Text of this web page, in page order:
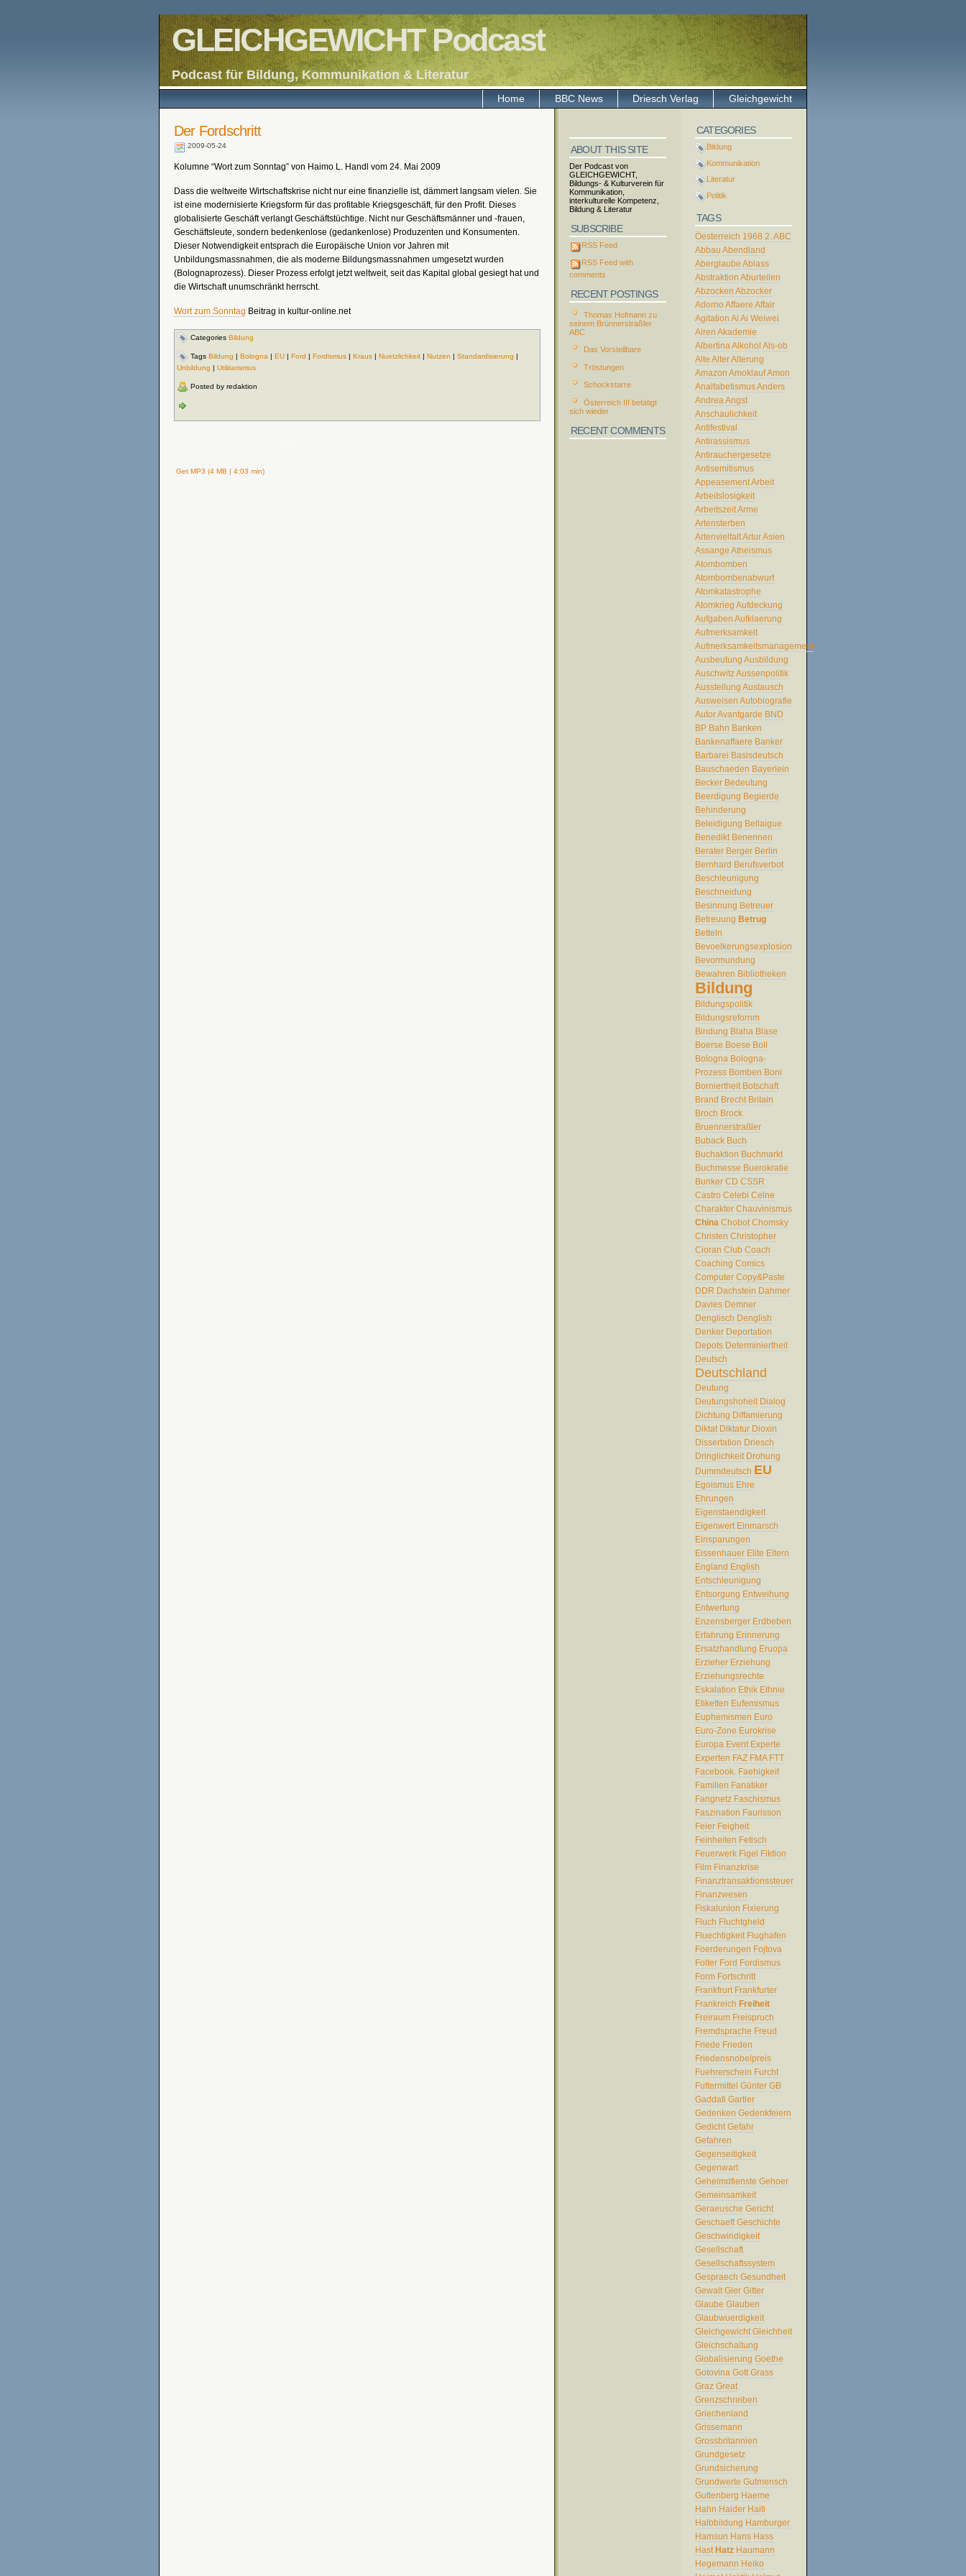
GLEICHGEWICHT Podcast
Podcast für Bildung, Kommunikation & Literatur
Gleichgewicht
Driesch Verlag
BBC News
Home
Der Fordschritt
2009-05-24
Kolumne “Wort zum Sonntag” von Haimo L. Handl vom 24. Mai 2009
Dass die weltweite Wirtschaftskrise nicht nur eine finanzielle ist, dämmert langsam vielen. Sie
ist eine modernisierte Kriegsform für das profitable Kriegsgeschäft, für den Profit. Dieses
globalisierte Geschäft verlangt Geschäftstüchtige. Nicht nur Geschäftsmänner und -frauen,
Geschäftsleute, sondern bedenkenlose (gedankenlose) Produzenten und Konsumenten.
Dieser Notwendigkeit entsprach die Europäische Union vor Jahren mit
Unbildungsmassnahmen, die als moderne Bildungsmassnahmen umgesetzt wurden
(Bolognaprozess). Dieser Prozess erfolgt jetzt weltweit, seit das Kapital global gesiegt hat und
die Wirtschaft unumschränkt herrscht.
Wort zum Sonntag Beitrag in kultur-online.net
Categories Bildung
Tags Bildung | Bologna | EU | Ford | Fordismus | Kraus | Nuetzlichkeit | Nutzen | Standardisierung |
Unbildung | Utilitarismus
Posted by redaktion
Get MP3 (4 MB | 4:03 min)
CATEGORIES
Bildung
Kommunikation
Literatur
Politik
TAGS
Öesterreich 1968 2. ABC
Abbau Abendland
Aberglaube Ablass
Abstraktion Aburteilen
Abzocken Abzocker
Adorno Affaere Affair
Agitation Ai Ai Weiwei
Airen Akademie
Albertina Alkohol Als-ob
Alte AlterAlterung
Amazon AmoklaufAmon
AnalfabetismusAnders
Andrea Angst
Anschaulichkeit
Antifestival
Antirassismus
Antirauchergesetze
Antisemitismus
AppeasementArbeit
Arbeitslosigkeit
ArbeitszeitArme
Artensterben
ArtenvielfaltArturAsien
Assange Atheismus
Atombomben
Atombombenabwurf
Atomkatastrophe
Atomkrieg Aufdeckung
Aufgaben Aufklaerung
Aufmerksamkeit
Aufmerksamkeitsmanagement
Ausbeutung Ausbildung
AuschwitzAussenpolitik
Ausstellung Austausch
Ausweisen Autobiografie
AutorAvantgarde BND
BP Bahn Banken
Bankenaffaere Banker
Barbarei Basisdeutsch
Bauschaeden Bayerlein
Becker Bedeutung
Beerdigung Begierde
Behinderung
Beleidigung Bellaigue
Benedikt Benennen
Berater Berger Berlin
Bernhard Berufsverbot
Beschleunigung
Beschneidung
Besinnung Betreuer
Betreuung Betrug
Betteln
Bevoelkerungsexplosion
Bevormundung
Bewahren Bibliotheken
Bildung
Bildungspolitik
Bildungsrefornm
Bindung Blaha Blase
Boerse Boese Boll
Bologna Bologna-
Prozess Bomben Boni
Borniertheit Botschaft
Brand Brecht Britain
Broch Brock
Bruennerstraßler
Buback Buch
Buchaktion Buchmarkt
Buchmesse Buerokratie
Bunker CD CSSR
Castro Celebi Celne
Charakter Chauvinismus
China Chobot Chomsky
Christen Christopher
Cioran Club Coach
Coaching Comics
Computer Copy&Paste
DDR Dachstein Dahmer
Davies Demner
Denglisch Denglish
Denker Deportation
Depots Determiniertheit
Deutsch
Deutschland
Deutung
Deutungshoheit Dialog
Dichtung Diffamierung
Diktat Diktatur Dioxin
Dissertation Driesch
Dringlichkeit Drohung
Dummdeutsch EU
Egoismus Ehre
Ehrungen
Eigenstaendigkeit
Eigenwert Einmarsch
Einsparungen
Eissenhauer Elite Eltern
England English
Entschleunigung
Entsorgung Entweihung
Entwertung
Enzensberger Erdbeben
Erfahrung Erinnerung
Ersatzhandlung Eruopa
Erzieher Erziehung
Erziehungsrechte
Eskalation Ethik Ethnie
Etiketten Eufemismus
Euphemismen Euro
Euro-Zone Eurokrise
Europa Event Experte
Experten FAZ FMA FTT
Facebook. Faehigkeit
Familien Fanatiker
Fangnetz Faschismus
Faszination Faurisson
Feier Feigheit
Feinheiten Fetisch
Feuerwerk Figel Fiktion
Film Finanzkrise
Finanztransaktionssteuer
Finanzwesen
Fiskalunion Fixierung
Fluch Fluchtgheld
Fluechtigkeit Flughafen
Foerderungen Fojtova
Folter Ford Fordismus
Form Fortschritt
Frankfrurt Frankfurter
Frankreich Freiheit
Freiraum Freispruch
Fremdsprache Freud
Friede Frieden
Friedensnobelpreis
Fuehrerschein Furcht
Futtermittel Günter GB
Gaddafi Gartler
Gedenken Gedenkfeiern
Gedicht Gefahr
Gefahren
Gegenseitigkeit
Gegenwart
Geheimdfienste Gehoer
Gemeinsamkeit
Geraeusche Gericht
Geschaeft Geschichte
Geschwindigkeit
Gesellschaft
Gesellschaftssystem
Gespraech Gesundheit
Gewalt Gier Gitter
Glaube Glauben
Glaubwuerdigkeit
Gleichgewicht Gleichheit
Gleichschaltung
Globalisierung Goethe
Gotovina Gott Grass
Graz Great
Grenzschreiben
Griechenland
Grissemann
Grossbritannien
Grundgesetz
Grundsicherung
Grundwerte Gutmensch
Guttenberg Haeme
Hahn Haider Haiti
Halbbildung Hamburger
Hamsun Hans Hass
Hast Hatz Haumann
Hegemann Heiko
ABOUT THIS SITE
Der Podcast von
GLEICHGEWICHT,
Bildungs- & Kulturverein für
Kommunikation,
interkulturelle Kompetenz,
Bildung & Literatur
SUBSCRIBE
RSS Feed
RSS Feed with
comments
RECENT POSTINGS
Thomas Hofmann zu
seinem Brünnerstraßler
ABC
Das Vorstellbare
Tröstungen
Schockstarre
Österreich III betätigt
sich wieder
RECENT COMMENTS